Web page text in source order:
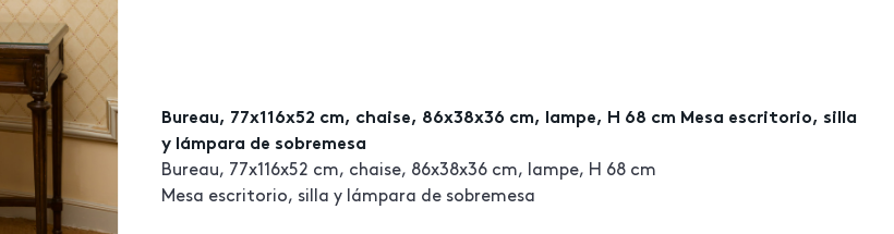
Bureau, 77x116x52 cm, chaise, 86x38x36 cm, lampe, H 68 cm Mesa escritorio, silla
y lámpara de sobremesa
Bureau, 77x116x52 cm, chaise, 86x38x36 cm, lampe, H 68 cm
Mesa escritorio, silla y lámpara de sobremesa